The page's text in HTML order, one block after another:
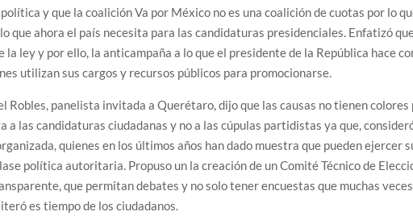
y que la coalición Va por México no es una coalición de cuotas por lo
que ahora el país necesita para las candidaturas presidenciales. Enfatizó
la ley y por ello, la anticampaña a lo que el presidente de la República hace
utilizan sus cargos y recursos públicos para promocionarse.
Robles, panelista invitada a Querétaro, dijo que las causas no tienen colores
a las candidaturas ciudadanas y no a las cúpulas partidistas ya que,
quienes en los últimos años han dado muestra que pueden ejercer
política autoritaria. Propuso un la creación de un Comité Técnico de
que permitan debates y no solo tener encuestas que muchas
es tiempo de los ciudadanos.